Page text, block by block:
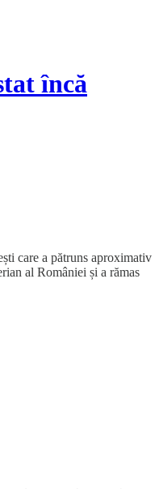
încă
care a pătruns aproximativ
al României și a rămas